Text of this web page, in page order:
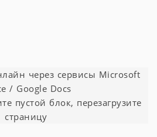
через сервисы Microsoft
/ Google Docs
пустой блок, перезагрузите
страницу